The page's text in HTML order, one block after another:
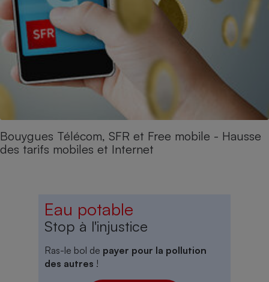
Bouygues Télécom, SFR et Free mobile - Hausse
des tarifs mobiles et Internet
Eau potable
Stop à l'injustice
Ras-le bol de payer pour la pollution
des autres !